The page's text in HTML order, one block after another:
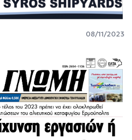
08/11/2023